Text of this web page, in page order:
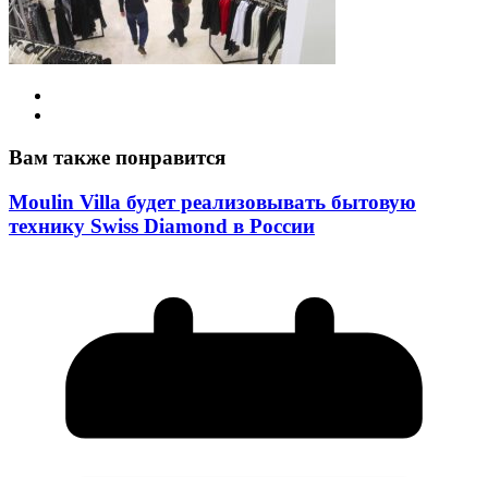
Вам также понравится
Moulin Villa будет реализовывать бытовую
технику Swiss Diamond в России